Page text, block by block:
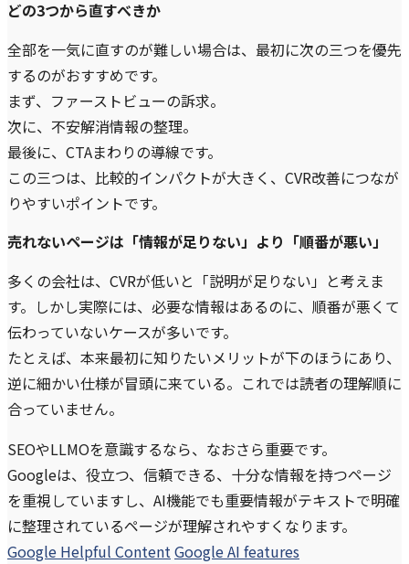
どの3つから直すべきか
全部を一気に直すのが難しい場合は、最初に次の三つを優先
するのがおすすめです。
まず、ファーストビューの訴求。
次に、不安解消情報の整理。
最後に、CTAまわりの導線です。
この三つは、比較的インパクトが大きく、CVR改善につなが
りやすいポイントです。
売れないページは「情報が足りない」より「順番が悪い」
多くの会社は、CVRが低いと「説明が足りない」と考えま
す。しかし実際には、必要な情報はあるのに、順番が悪くて
伝わっていないケースが多いです。
たとえば、本来最初に知りたいメリットが下のほうにあり、
逆に細かい仕様が冒頭に来ている。これでは読者の理解順に
合っていません。
SEOやLLMOを意識するなら、なおさら重要です。
Googleは、役立つ、信頼できる、十分な情報を持つページ
を重視していますし、AI機能でも重要情報がテキストで明確
に整理されているページが理解されやすくなります。
Google Helpful ContentGoogle AI features